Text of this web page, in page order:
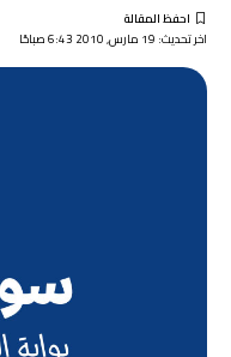
اخر تحديث: 19 مارس, 2010 6:43 صباحًا